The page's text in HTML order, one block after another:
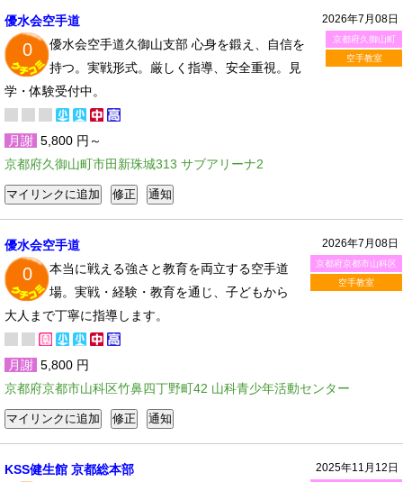
2026年7月08日
京都府久御山町
空手教室
優水会空手道
0
優水会空手道久御山支部 心身を鍛え、自信を
持つ。実戦形式。厳しく指導、安全重視。見
学・体験受付中。
月謝 5,800 円～
京都府久御山町市田新珠城313 サブアリーナ2
2026年7月08日
京都府京都市山科区
空手教室
優水会空手道
0
本当に戦える強さと教育を両立する空手道
場。実戦・経験・教育を通じ、子どもから
大人まで丁寧に指導します。
月謝 5,800 円
京都府京都市山科区竹鼻四丁野町42 山科青少年活動センター
2025年11月12日
KSS健生館 京都総本部